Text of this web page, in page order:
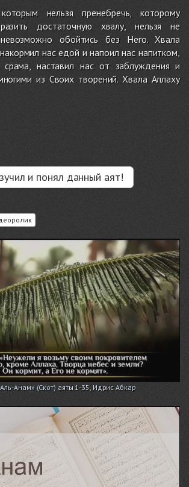
нельзя пренебречь, которому
достаточную хвалу, нельзя не
обойтись без Него. Хвала
нас едой и напоил нас напитком,
наставил нас от заблуждения и
из Своих творений. Хвала Аллаху
и понял данный аят!
Анам» (Скот) аяты 1-35, Идрис Абкар